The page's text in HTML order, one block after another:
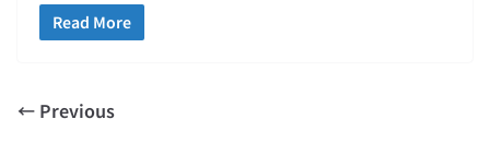
Read More
← Previous